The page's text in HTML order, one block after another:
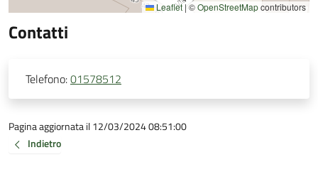
Leaflet | ©OpenStreetMapcontributors
Contatti
Telefono:01578512
Pagina aggiornata il 12/03/2024 08:51:00
Indietro